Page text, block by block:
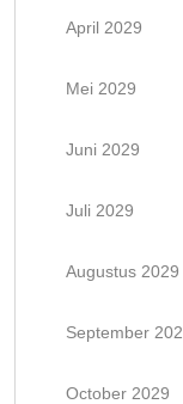
April 2029
Mei 2029
Juni 2029
Juli 2029
Augustus 2029
September
October 2029